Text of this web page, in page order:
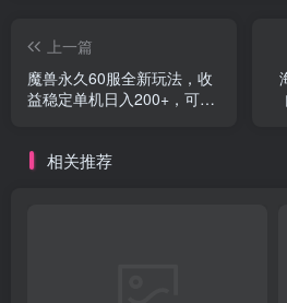
上一篇
魔兽永久60服全新玩法，收
益稳定单机日入200+，可以
相关推荐